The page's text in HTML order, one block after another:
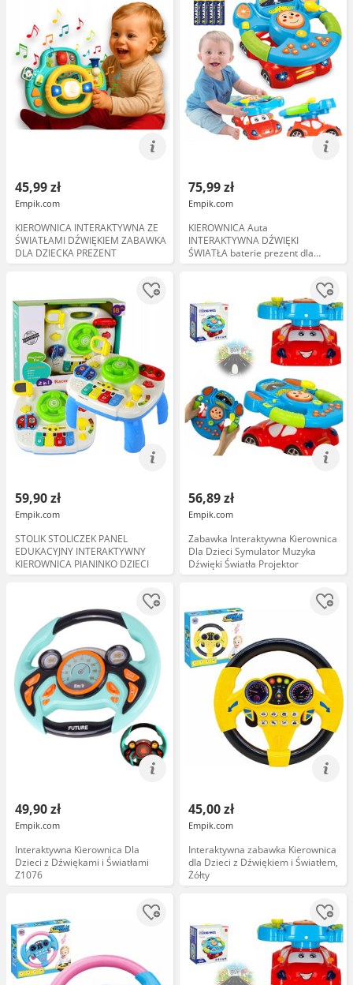
45,99 zł
Empik.com
KIEROWNICA INTERAKTYWNA ZE
ŚWIATŁAMI DŹWIĘKIEM ZABAWKA
DLA DZIECKA PREZENT
75,99 zł
Empik.com
KIEROWNICA Auta
INTERAKTYWNA DŹWIĘKI
ŚWIATŁA baterie prezent dla
chłopczyka
59,90 zł
Empik.com
STOLIK STOLICZEK PANEL
EDUKACYJNY INTERAKTYWNY
KIEROWNICA PIANINKO DZIECI
56,89 zł
Empik.com
Zabawka Interaktywna Kierownica
Dla Dzieci Symulator Muzyka
Dźwięki Światła Projektor
49,90 zł
Empik.com
Interaktywna Kierownica Dla
Dzieci z Dźwiękami i Światłami
Z1076
45,00 zł
Empik.com
Interaktywna zabawka Kierownica
dla Dzieci z Dźwiękiem i Światłem,
Żółty